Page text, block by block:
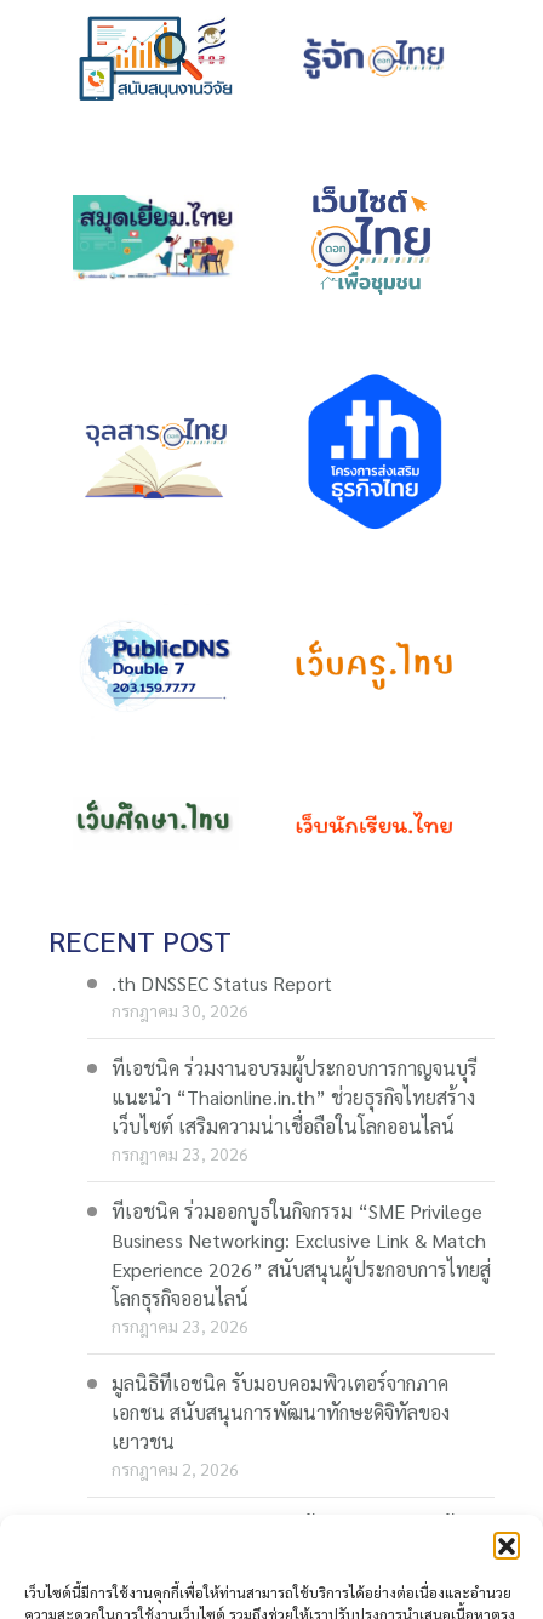
เว็บไซต์นี้มีการใช้งานคุกกี้เพื่อให้ท่านสามารถใช้บริการได้อย่างต่อเนื่องและอำนวย
ความสะดวกในการใช้งานเว็บไซต์ รวมถึงช่วยให้เราปรับปรุงการนำเสนอเนื้อหาตรง
RECENT POST
.th DNSSEC Status Report
กรกฎาคม 30, 2026
ทีเอชนิค ร่วมงานอบรมผู้ประกอบการกาญจนบุรี
แนะนำ “Thaionline.in.th” ช่วยธุรกิจไทยสร้าง
เว็บไซต์ เสริมความน่าเชื่อถือในโลกออนไลน์
กรกฎาคม 23, 2026
ทีเอชนิค ร่วมออกบูธในกิจกรรม “SME Privilege
Business Networking: Exclusive Link & Match
Experience 2026” สนับสนุนผู้ประกอบการไทยสู่
โลกธุรกิจออนไลน์
กรกฎาคม 23, 2026
มูลนิธิทีเอชนิค รับมอบคอมพิวเตอร์จากภาค
เอกชน สนับสนุนการพัฒนาทักษะดิจิทัลของ
เยาวชน
กรกฎาคม 2, 2026
Business: AI พลิกเกมธุรกิจ สร้างโอกาสใหม่ใน
โลกดิจิทัล” 23 กรกฎาคมนี้